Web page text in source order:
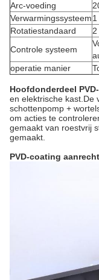
Arc-voeding
Verwarmingssysteem
Rotatiestandaard
Controle systeem
operatie manier
Hoofdonderdeel
en elektrische kast.De
schottenpomp +
om acties te
gemaakt van roestvrij
gemaakt.
PVD-coating aanrecht